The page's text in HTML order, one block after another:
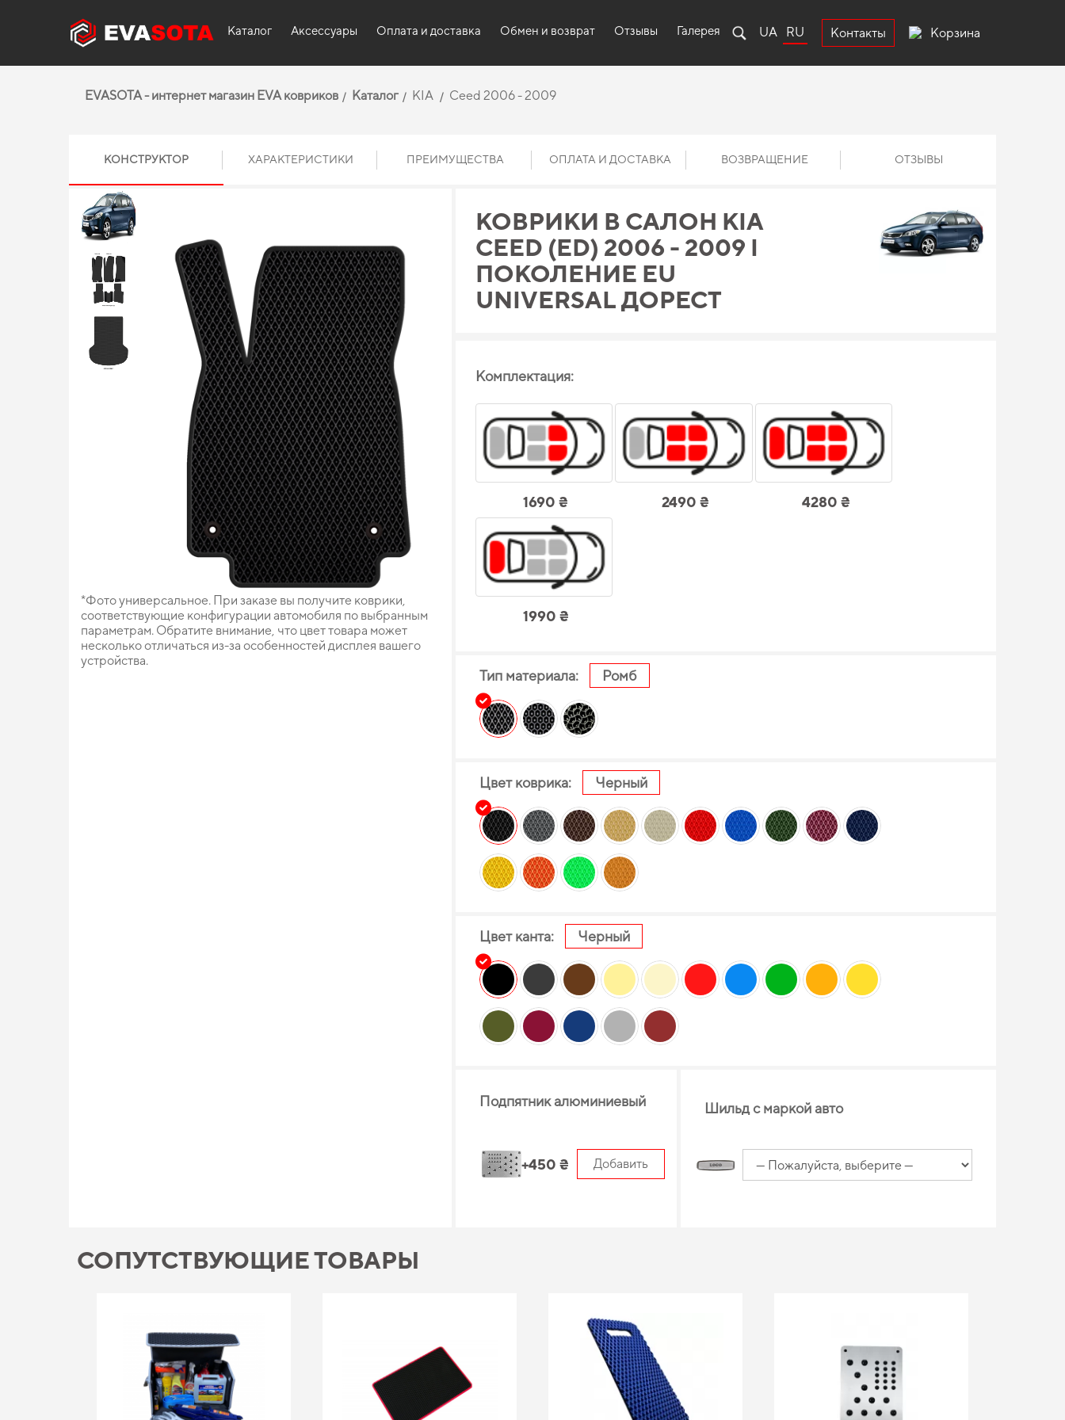
Каталог Аксессуары Оплата и доставка Обмен и возврат Отзывы Галерея UA RU Контакты Корзина
EVASOTA - интернет магазин EVA ковриков Каталог KIA Ceed 2006 - 2009
КОНСТРУКТОР ХАРАКТЕРИСТИКИ ПРЕИМУЩЕСТВА ОПЛАТА И ДОСТАВКА ВОЗВРАЩЕНИЕ ОТЗЫВЫ
*Фото универсальное. При заказе вы получите коврики,
соответствующие конфигурации автомобиля по выбранным
параметрам. Обратите внимание, что цвет товара может
несколько отличаться из-за особенностей дисплея вашего
устройства.
КОВРИКИ В САЛОН KIA
CEED (ED) 2006 - 2009 I
ПОКОЛЕНИЕ EU
UNIVERSAL ДОРЕСТ
Комплектация:
1690 ₴ 2490 ₴ 4280 ₴
1990 ₴
Тип материала: Ромб
Цвет коврика: Черный
Цвет канта: Черный
Подпятник алюминиевый
+450 ₴ Добавить
Шильд с маркой авто
СОПУТСТВУЮЩИЕ ТОВАРЫ